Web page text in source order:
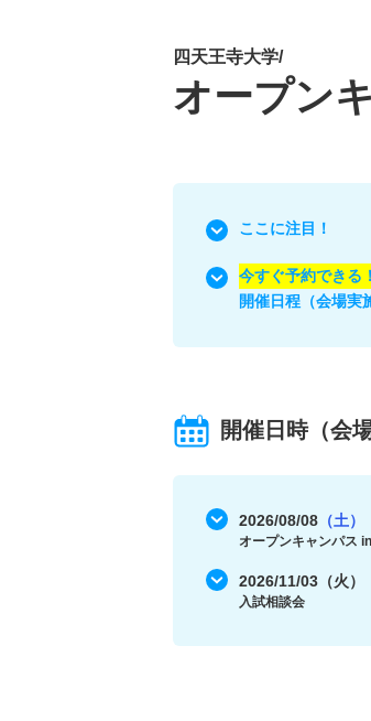
四天王寺大学/
オープン
ここに注目！
今すぐ予約できる！
開催日程（会場実
開催日時（会
2026/08/08 （土）
オープンキャンパス
2026/11/03（火）
入試相談会